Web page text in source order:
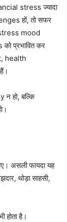
stress ज्यादा
हों, तो सफर
stress mood
प्रभावित कर
health
न हो, बल्कि
असली फायदा यह
थोड़ा साहसी,
होता है।